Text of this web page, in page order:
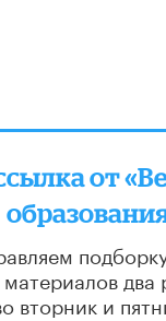
от
два
вторник и